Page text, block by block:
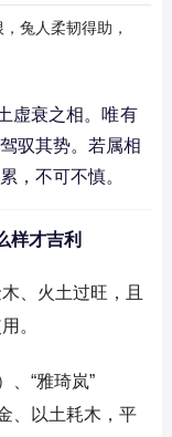
兔人柔韧得助，
虚衰之相。唯有
驭其势。若属相
，不可不慎。
样才吉利
、火土过旺，且
。
、“雅琦岚”
、以土耗木，平